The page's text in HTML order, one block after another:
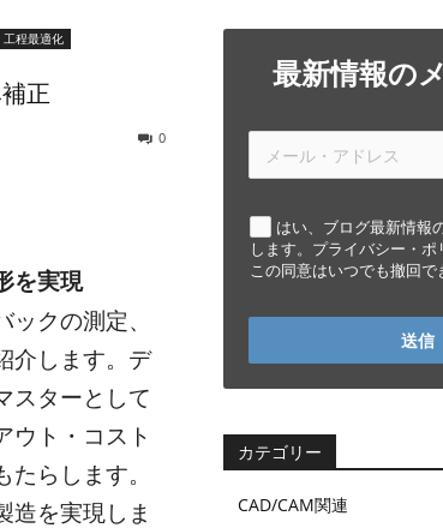
工程最適化
正
0
を実現
クの測定、
介します。デ
スターとして
ウト・コスト
らします。
造を実現しま
最新情報の
はい、ブログ最新情報
します。プライバシー・ポ
この同意はいつでも撤回で
送信
カテゴリー
CAD/CAM関連